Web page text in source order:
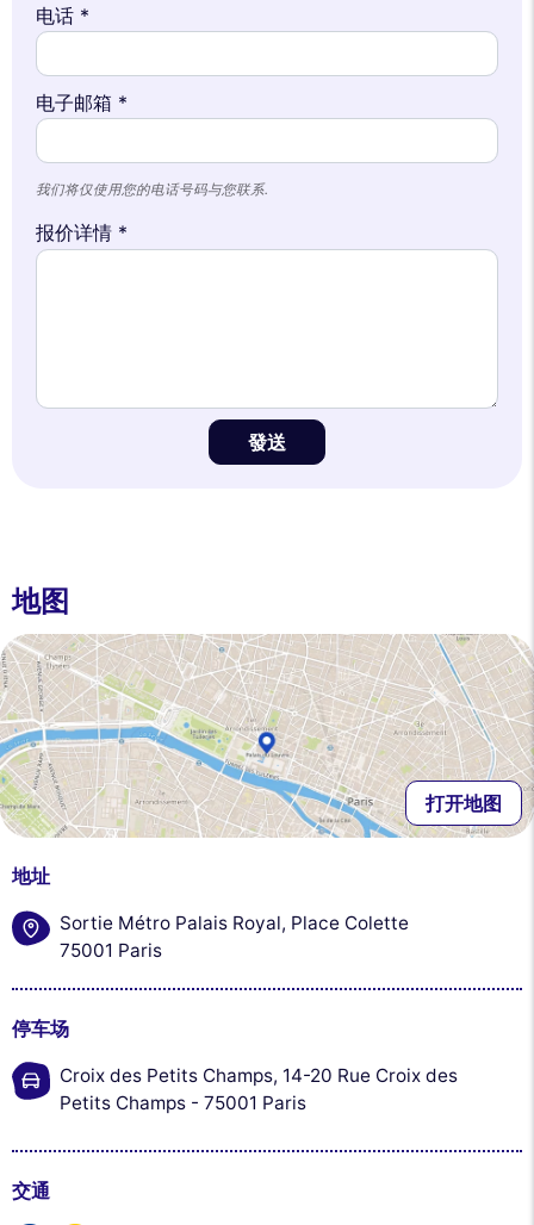
电话 *
电子邮箱 *
我们将仅使用您的电话号码与您联系.
报价详情 *
發送
地图
打开地图
地址
Sortie Métro Palais Royal, Place Colette
75001 Paris
停车场
Croix des Petits Champs, 14-20 Rue Croix des
Petits Champs - 75001 Paris
交通